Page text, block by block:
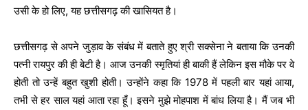
उसी के हो लिए, यह छत्तीसगढ़ की खासियत है।
छत्तीसगढ़ से अपने जुड़ाव के संबंध में बताते हुए श्री सक्सेना ने बताया कि उनकी
पत्नी रायपुर की ही बेटी है। आज उनकी स्मृतियां ही बाकी हैं लेकिन इस मौके पर वे
होती तो उन्हें बहुत खुशी होती। उन्होंने कहा कि 1978 में पहली बार यहां आया,
तभी से हर साल यहां आता रहा हूँ। इसने मुझे मोहपाश में बांध लिया है। मैं जब भी